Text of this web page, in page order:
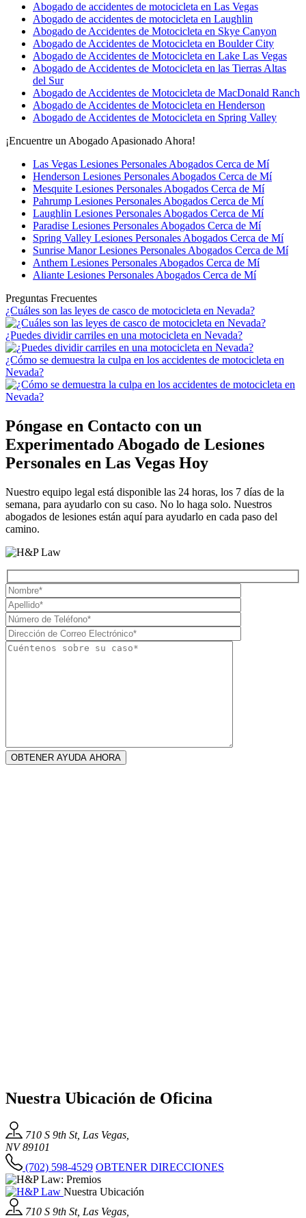
Abogado de accidentes de motocicleta en Las Vegas
Abogado de accidentes de motocicleta en Laughlin
Abogado de Accidentes de Motocicleta en Skye Canyon
Abogado de Accidentes de Motocicleta en Boulder City
Abogado de Accidentes de Motocicleta en Lake Las Vegas
Abogado de Accidentes de Motocicleta en las Tierras Altas
del Sur
Abogado de Accidentes de Motocicleta de MacDonald Ranch
Abogado de Accidentes de Motocicleta en Henderson
Abogado de Accidentes de Motocicleta en Spring Valley
¡Encuentre un Abogado Apasionado Ahora!
Las Vegas Lesiones Personales Abogados Cerca de Mí
Henderson Lesiones Personales Abogados Cerca de Mí
Mesquite Lesiones Personales Abogados Cerca de Mí
Pahrump Lesiones Personales Abogados Cerca de Mí
Laughlin Lesiones Personales Abogados Cerca de Mí
Paradise Lesiones Personales Abogados Cerca de Mí
Spring Valley Lesiones Personales Abogados Cerca de Mí
Sunrise Manor Lesiones Personales Abogados Cerca de Mí
Anthem Lesiones Personales Abogados Cerca de Mí
Aliante Lesiones Personales Abogados Cerca de Mí
Preguntas Frecuentes
¿Cuáles son las leyes de casco de motocicleta en Nevada?
¿Puedes dividir carriles en una motocicleta en Nevada?
¿Cómo se demuestra la culpa en los accidentes de motocicleta en
Nevada?
Póngase en Contacto con un
Experimentado Abogado de Lesiones
Personales en Las Vegas Hoy
Nuestro equipo legal está disponible las 24 horas, los 7 días de la
semana, para ayudarlo con su caso. No lo haga solo. Nuestros
abogados de lesiones están aquí para ayudarlo en cada paso del
camino.
Nuestra Ubicación de Oficina
710 S 9th St, Las Vegas,
NV 89101
(702) 598-4529 OBTENER DIRECCIONES
Nuestra Ubicación
710 S 9th St, Las Vegas,